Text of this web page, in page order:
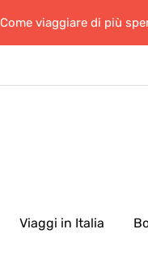
Come viaggiare di più
Viaggi in Italia